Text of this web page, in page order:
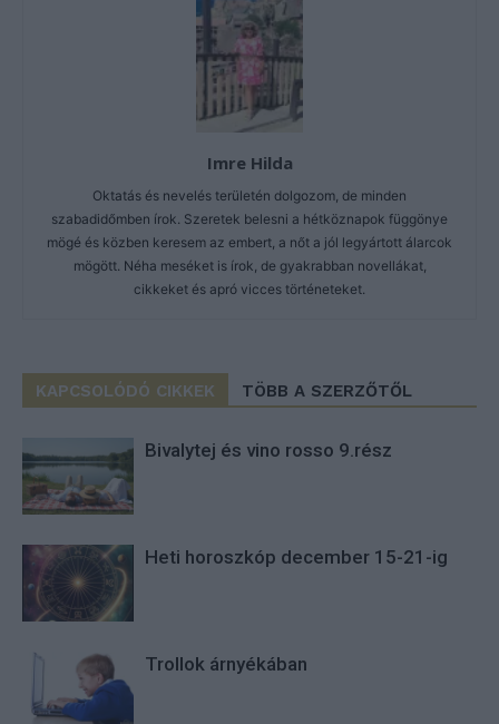
Imre Hilda
Oktatás és nevelés területén dolgozom, de minden
szabadidőmben írok. Szeretek belesni a hétköznapok függönye
mögé és közben keresem az embert, a nőt a jól legyártott álarcok
mögött. Néha meséket is írok, de gyakrabban novellákat,
cikkeket és apró vicces történeteket.
KAPCSOLÓDÓ CIKKEK TÖBB A SZERZŐTŐL
Bivalytej és vino rosso 9.rész
Heti horoszkóp december 15-21-ig
Trollok árnyékában